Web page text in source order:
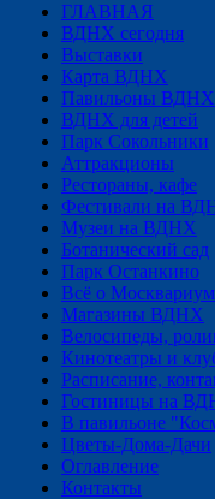
ГЛАВНАЯ
ВДНХ сегодня
Выставки
Карта ВДНХ
Павильоны ВДНХ
ВДНХ для детей
Парк Сокольники
Аттракционы
Рестораны, кафе
Фестивали на
Музеи на ВДНХ
Ботанический сад
Парк Останкино
Всё о
Магазины ВДНХ
Велосипеды,
Кинотеатры и
Расписание,
Гостиницы на
В павильоне
Цветы-Дома-Дачи
Оглавление
Контакты